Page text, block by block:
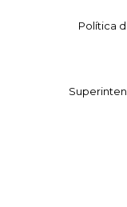
Política